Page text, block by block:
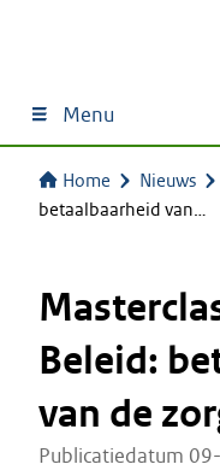
Menu
Home Nieuws
betaalbaarheid van…
Beleid:
van de
Publicatiedatum